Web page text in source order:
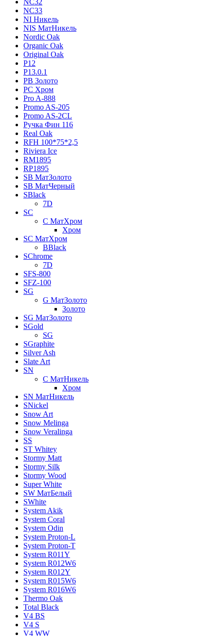
NC32
NC33
NI Никель
NIS МатНикель
Nordic Oak
Organic Oak
Original Oak
P12
P13.0.1
PB Золото
PC Хром
Pro A-888
Promo AS-205
Promo AS-2CL
Pучка Фин 116
Real Oak
RFH 100*75*2,5
Riviera Ice
RM1895
RP1895
SB МатЗолото
SB МатЧерный
SBlack
7D
SC
C МатХром
Хром
SC МатХром
BBlack
SChrome
7D
SFS-800
SFZ-100
SG
G МатЗолото
Золото
SG МатЗолото
SGold
SG
SGraphite
Silver Ash
Slate Art
SN
C МатНикель
Хром
SN МатНикель
SNickel
Snow Art
Snow Melinga
Snow Veralinga
SS
ST Whitey
Stormy Matt
Stormy Silk
Stormy Wood
Super White
SW МатБелый
SWhite
System Akik
System Coral
System Odin
System Proton-L
System Proton-T
System R011Y
System R012W6
System R012Y
System R015W6
System R016W6
Thermo Oak
Total Black
V4 BS
V4 S
V4 WW